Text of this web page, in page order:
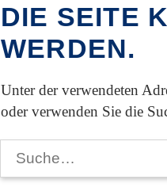
DIE SEITE
WERDEN.
Unter der verwendeten
oder verwenden Sie die
Suche